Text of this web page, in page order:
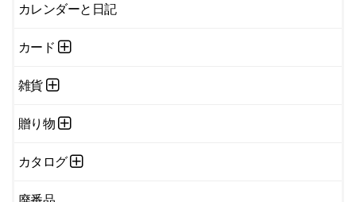
カレンダーと日記
カード
雑貨
贈り物
カタログ